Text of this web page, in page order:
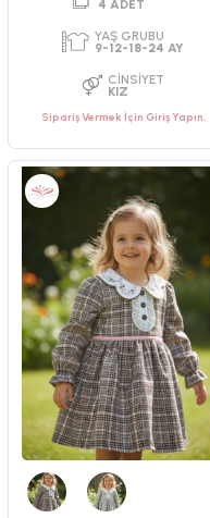
PAKET ADEDI
4ADET
Sipariş Vermek İçin Giriş Yapın.